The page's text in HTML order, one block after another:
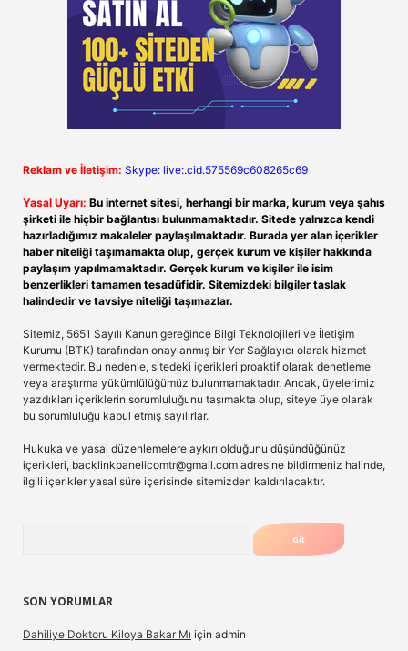
Reklam ve İletişim: Skype: live:.cid.575569c608265c69
Yasal Uyarı: Bu internet sitesi, herhangi bir marka, kurum veya şahıs
şirketi ile hiçbir bağlantısı bulunmamaktadır. Sitede yalnızca kendi
hazırladığımız makaleler paylaşılmaktadır. Burada yer alan içerikler
haber niteliği taşımamakta olup, gerçek kurum ve kişiler hakkında
paylaşım yapılmamaktadır. Gerçek kurum ve kişiler ile isim
benzerlikleri tamamen tesadüfidir. Sitemizdeki bilgiler taslak
halindedir ve tavsiye niteliği taşımazlar.
Sitemiz, 5651 Sayılı Kanun gereğince Bilgi Teknolojileri ve İletişim
Kurumu (BTK) tarafından onaylanmış bir Yer Sağlayıcı olarak hizmet
vermektedir. Bu nedenle, sitedeki içerikleri proaktif olarak denetleme
veya araştırma yükümlülüğümüz bulunmamaktadır. Ancak, üyelerimiz
yazdıkları içeriklerin sorumluluğunu taşımakta olup, siteye üye olarak
bu sorumluluğu kabul etmiş sayılırlar.
Hukuka ve yasal düzenlemelere aykırı olduğunu düşündüğünüz
içerikleri, backlinkpanelicomtr@gmail.com adresine bildirmeniz halinde,
ilgili içerikler yasal süre içerisinde sitemizden kaldırılacaktır.
SON YORUMLAR
Dahiliye Doktoru Kiloya Bakar Mı için admin